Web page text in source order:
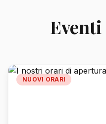
Eventi
NUOVI ORARI